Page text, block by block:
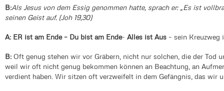
B:Als Jesus von dem Essig genommen hatte, sprach er: „Es ist
seinen Geist auf. (Joh 19,30)
A: ER ist am Ende – Du bist am Ende- Alles ist Aus – sein Kreuzweg
B: Oft genug stehen wir vor Gräbern, nicht nur solchen, die der Tod
weil wir oft nicht genug bekommen können an Beachtung, an
verdient haben. Wir sitzen oft verzweifelt in dem Gefängnis, das wir